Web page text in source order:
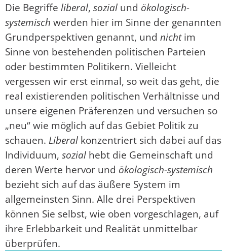
Die Begriffe liberal, sozial und ökologisch-
systemisch werden hier im Sinne der genannten
Grundperspektiven genannt, und nichtim
Sinne von bestehenden politischen Parteien
oder bestimmten Politikern. Vielleicht
vergessen wir erst einmal, so weit das geht, die
real existierenden politischen Verhältnisse und
unsere eigenen Präferenzen und versuchen so
„neu“ wie möglich auf das Gebiet Politik zu
schauen. Liberal konzentriert sich dabei auf das
Individuum, sozial hebt die Gemeinschaft und
deren Werte hervor und ökologisch-systemisch
bezieht sich auf das äußere System im
allgemeinsten Sinn. Alle drei Perspektiven
können Sie selbst, wie oben vorgeschlagen, auf
ihre Erlebbarkeit und Realität unmittelbar
überprüfen.